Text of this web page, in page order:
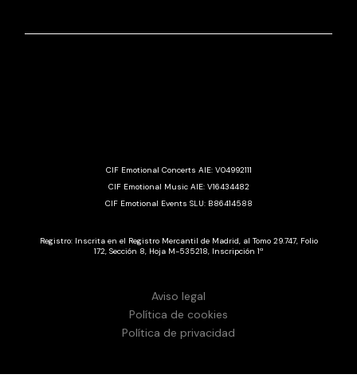
CIF Emotional Concerts AIE: V04992111
CIF Emotional Music AIE: V16434482
CIF Emotional Events SLU: B86414588
Registro: Inscrita en el Registro Mercantil de Madrid, al Tomo 29.747, Folio
172, Sección 8, Hoja M-535218, Inscripción 1ª
Aviso legal
Política de cookies
Política de privacidad